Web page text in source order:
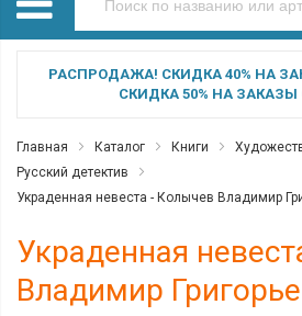
РАСПРОДАЖА! СКИДКА 40% НА
СКИДКА 50% НА ЗАКАЗЫ
Главная Каталог Книги
Русский детектив
Украденная невеста - Колычев Владимир
Украденная
Владимир